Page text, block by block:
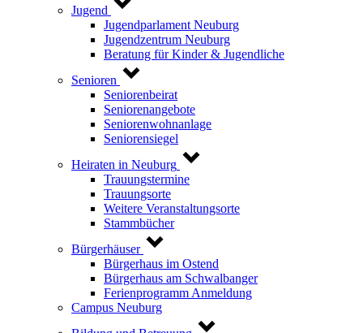
Jugend
Jugendparlament Neuburg
Jugendzentrum Neuburg
Beratung für Kinder & Jugendliche
Senioren
Seniorenbeirat
Seniorenangebote
Seniorenwohnanlage
Seniorensiegel
Heiraten in Neuburg
Trauungstermine
Trauungsorte
Weitere Veranstaltungsorte
Stammbücher
Bürgerhäuser
Bürgerhaus im Ostend
Bürgerhaus am Schwalbanger
Ferienprogramm Anmeldung
Campus Neuburg